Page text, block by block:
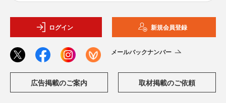
ログイン 新規会員登録
メールバックナンバー
広告掲載のご案内 取材掲載のご依頼